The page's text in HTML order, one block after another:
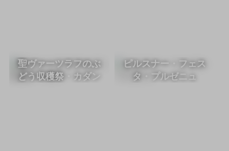
聖ヴァーツラフのぶ
どう収穫祭・カダン
ピルスナー・フェス
タ・プルゼニュ